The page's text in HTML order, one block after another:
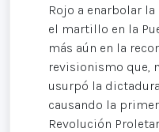
Rojo a enarbolar
el martillo en la
más aún en la
revisionismo que,
usurpó la
causando la
Revolución